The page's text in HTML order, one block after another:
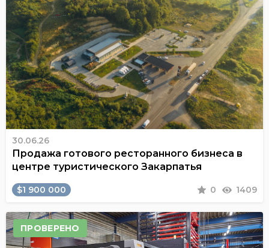
30.06.26
Продажа готового ресторанного бизнеса в
центре туристического Закарпатья
$1 900 000 0 1409
ПРОВЕРЕНО